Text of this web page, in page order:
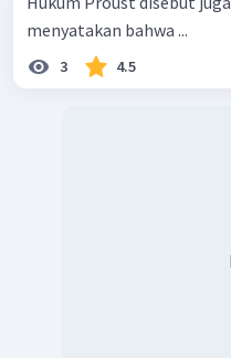
menyatakan bahwa ...
3 4.5